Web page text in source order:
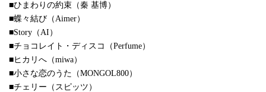
■ひまわりの約束（秦 基博）
■蝶々結び（Aimer）
■Story（AI）
■チョコレイト・ディスコ（Perfume）
■ヒカリへ（miwa）
■小さな恋のうた（MONGOL800）
■チェリー（スピッツ）